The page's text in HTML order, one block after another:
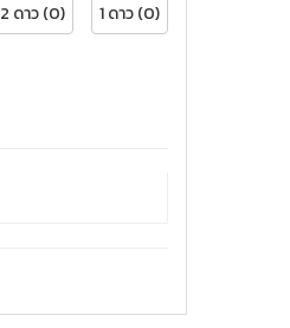
2 ดาว (0) 1 ดาว (0)